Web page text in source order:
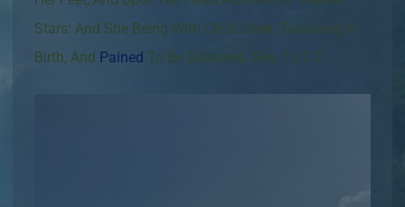
Stars: And She Being With Child Cried, Travailing In
Birth, And Pained To Be Delivered. Rev. 12:1-2